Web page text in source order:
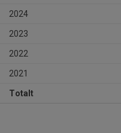
2024
2023
2022
2021
Totalt